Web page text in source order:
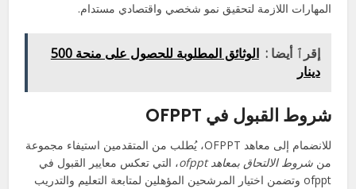
المهارات اللازمة لتحقيق نمو شخصي واقتصادي مستدام.
إقرٱ أيضا :
الوثائق المطلوبة للحصول على منحة 500
دينار
شروط القبول في OFPPT
للانضمام إلى معاهد OFPPT، يُطلب من المتقدمين استيفاء مجموعة
منشروط الالتحاق بمعاهد ofppt
، التي تعكس معايير القبول في
ofppt وتضمن اختيار المرشحين المؤهلين لمتابعة التعليم والتدريب